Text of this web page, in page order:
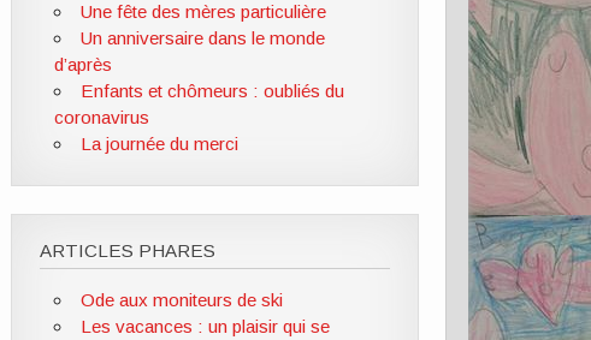
Une fête des mères particulière
Un anniversaire dans le monde
d’après
Enfants et chômeurs : oubliés du
coronavirus
La journée du merci
ARTICLES PHARES
Ode aux moniteurs de ski
Les vacances : un plaisir qui se